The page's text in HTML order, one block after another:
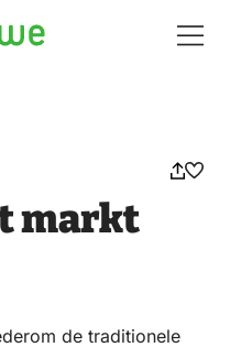
markt
de traditionele